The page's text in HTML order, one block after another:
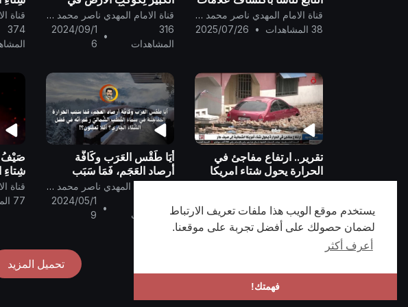
يستخدم موقع الويب هذا ملفات تعريف الارتباط
لضمان حصولك على أفضل تجربة على موقعنا.
أعرف أكثر
فهمتك!
فيزيائية لوجود جسم شديد
الحرارة في الفضاء الجنوبي..
قناة الامام المهدي ناصر محمد اليماني
38 المشاهدات
•
2025/07/26
مَنطِقةِ القُطْبِ الجَنوبيّ ..
قناة الامام المهدي ناصر محمد اليماني
316
المشاهدات
•
2024/09/1
6
(1445 هـ) ..
374
تقرير.. ارتفاع مفاجئ في
الحرارة يحول شتاء امريكا
الشمالية الى صيف حار ( من
العظيم على الواقع الحقيقي
)
أَيَا طَقْس العَرَب وكَافَّة
أرصاد العَجَم، فَمَا سَبَب
الحَرارة المُفاجِئة في سَماء قناة الامام المهدي ناصر محمد اليماني
المشاهدات
•
2024/05/1
9
صَيْفُ
شِتاءِ
(1445 هـ) ..
77 المشاهدات
تحميل المزيد